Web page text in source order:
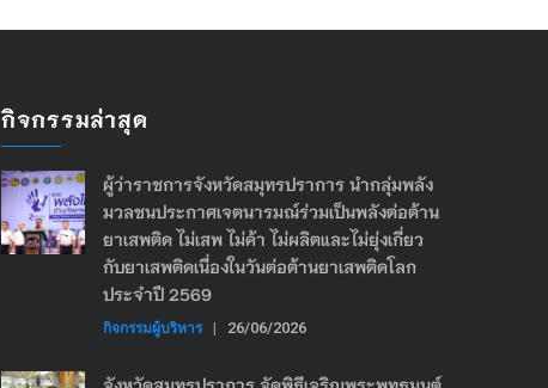
กิจกรรมล่าสุด
ผู้ว่าราชการจังหวัดสมุทรปราการ นำกลุ่มพลัง
มวลชนประกาศเจตนารมณ์ร่วมเป็นพลังต่อต้าน
ยาเสพติด ไม่เสพ ไม่ค้า ไม่ผลิตและไม่ยุ่งเกี่ยว
กับยาเสพติดเนื่องในวันต่อต้านยาเสพติดโลก
ประจำปี 2569
กิจกรรมผู้บริหาร | 26/06/2026